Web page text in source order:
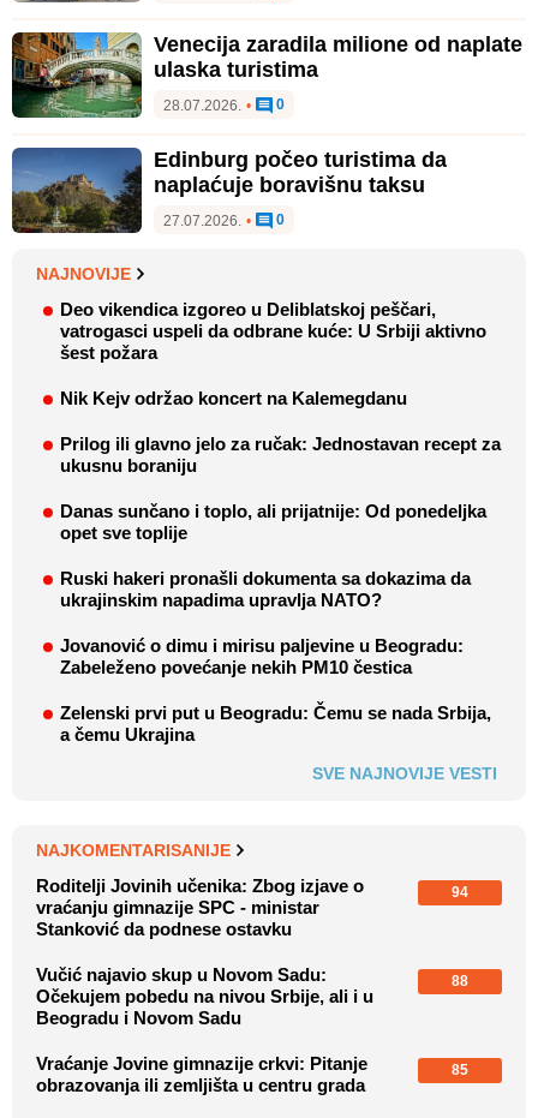
Venecija zaradila milione od naplate
ulaska turistima
28.07.2026. • 0
Edinburg počeo turistima da
naplaćuje boravišnu taksu
27.07.2026. • 0
NAJNOVIJE
Deo vikendica izgoreo u Deliblatskoj peščari,
vatrogasci uspeli da odbrane kuće: U Srbiji aktivno
šest požara
Nik Kejv održao koncert na Kalemegdanu
Prilog ili glavno jelo za ručak: Jednostavan recept za
ukusnu boraniju
Danas sunčano i toplo, ali prijatnije: Od ponedeljka
opet sve toplije
Ruski hakeri pronašli dokumenta sa dokazima da
ukrajinskim napadima upravlja NATO?
Jovanović o dimu i mirisu paljevine u Beogradu:
Zabeleženo povećanje nekih PM10 čestica
Zelenski prvi put u Beogradu: Čemu se nada Srbija,
a čemu Ukrajina
SVE NAJNOVIJE VESTI
NAJKOMENTARISANIJE
Roditelji Jovinih učenika: Zbog izjave o
vraćanju gimnazije SPC - ministar
Stanković da podnese ostavku
94
Vučić najavio skup u Novom Sadu:
Očekujem pobedu na nivou Srbije, ali i u
Beogradu i Novom Sadu
88
Vraćanje Jovine gimnazije crkvi: Pitanje
obrazovanja ili zemljišta u centru grada
85